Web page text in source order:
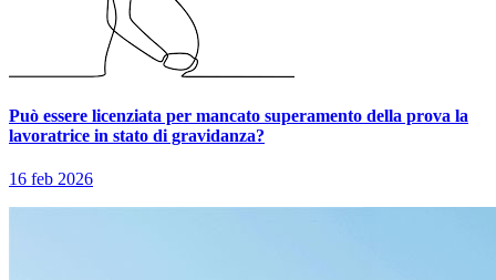
Può essere licenziata per mancato superamento della prova la
lavoratrice in stato di gravidanza?
16 feb 2026